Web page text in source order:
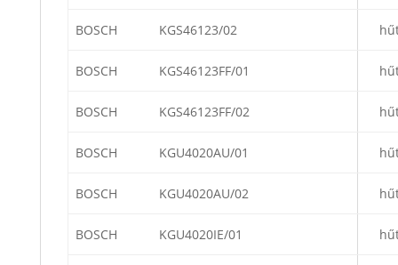
BOSCH KGS46123/02
BOSCH KGS46123FF/01
BOSCH KGS46123FF/02
BOSCH KGU4020AU/01
BOSCH KGU4020AU/02
BOSCH KGU4020IE/01